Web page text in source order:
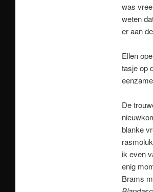
was
weten
er aan
Ellen
tasje op
De
blanke
ik even
enig
Brams